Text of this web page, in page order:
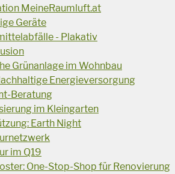
MeineRaumluft.at
Geräte
- Plakativ
Grünanlage im Wohnbau
Energieversorgung
Beratung
im Kleingarten
Earth Night
im Q19
One-Stop-Shop für Renovierung